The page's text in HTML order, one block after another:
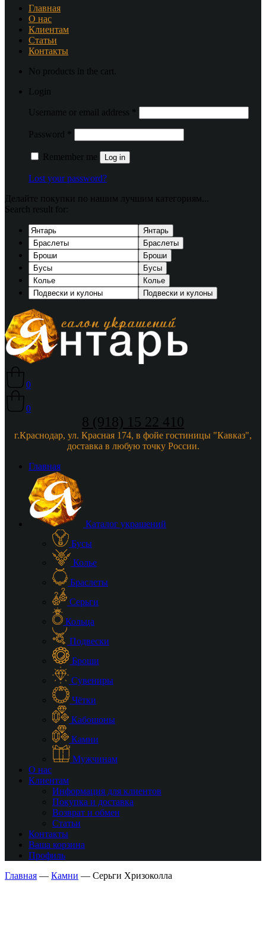
Главная
О нас
Клиентам
Статьи
Контакты
No products in the cart.
Login
Username or email address
Password
Remember me Log in
Lost your password?
Делайте покупки по нашим лучшим категориям...
Search result for:
Янтарь
Браслеты
Броши
Бусы
Колье
Подвески и кулоны
0
0
8 (918) 15 22 410
г.Краснодар, ул. Красная 174, в фойе гостиницы "Кавказ",
доставка в любую точку России.
Главная
Каталог украшений
Бусы
Колье
Браслеты
Серьги
Кольца
Подвески
Броши
Сувениры
Чётки
Кабошоны
Камни
Мужчинам
О нас
Клиентам
Информация для клиентов
Покупка и доставка
Возврат и обмен
Статьи
Контакты
Ваша корзина
Профиль
Главная — Камни — Серьги Хризоколла